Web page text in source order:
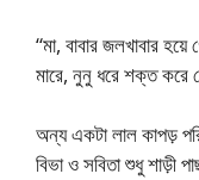
“মা, বাবার জলখাবার
মারে, নুনু ধরে শক্ত করে
অন্য একটা লাল কাপড়
বিভা ও সবিতা শুধু শাড়ী